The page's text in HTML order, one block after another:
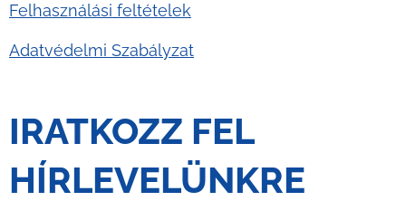
Felhasználási feltételek
Adatvédelmi Szabályzat
IRATKOZZ FEL
HÍRLEVELÜNKRE